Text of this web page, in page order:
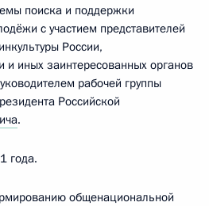
поиска и поддержки
с участием представителей
России,
и иных заинтересованных органов
рабочей группы
Российской
.
года.
общенациональной